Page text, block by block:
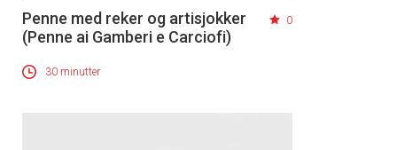
Penne med reker og artisjokker
(Penne ai Gamberi e Carciofi)
0
30 minutter